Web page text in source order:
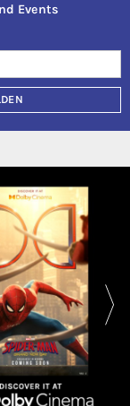
Events